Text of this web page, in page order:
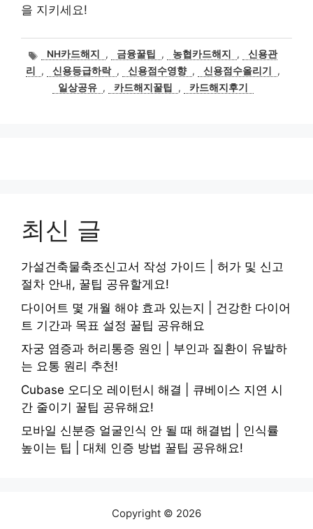
을 지키세요!
태NH카드해지 , 금융꿀팁 , 농협카드해지 ,
신용관
리
, 신용등급하락 , 신용점수영향 , 신용점수올리기
,
일상공유 , 카드해지꿀팁 , 카드해지후기
최신 글
가설건축물축조신고서 작성 가이드 | 허가 및 신고
절차 안내, 꿀팁 공유할게요!
다이어트 몇 개월 해야 효과 있는지 | 건강한 다이어
트 기간과 목표 설정 꿀팁 공유해요
자궁 염증과 허리통증 원인 | 부인과 질환이 유발하
는 요통 원리 추천!
Cubase 오디오 레이턴시 해결 | 큐베이스 지연 시
간 줄이기 꿀팁 공유해요!
모바일 신분증 얼굴인식 안 될 때 해결법 | 인식률
높이는 팁 | 대체 인증 방법 꿀팁 공유해요!
Copyright © 2026